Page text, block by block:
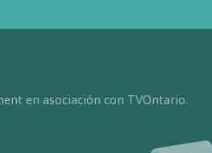
en asociación con TVOntario.